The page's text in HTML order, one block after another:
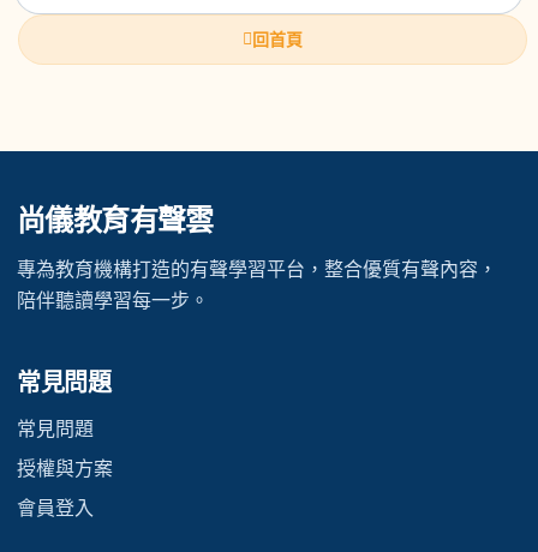
回首頁
尚儀教育有聲雲
專為教育機構打造的有聲學習平台，整合優質有聲內容，
陪伴聽讀學習每一步。
常見問題
常見問題
授權與方案
會員登入